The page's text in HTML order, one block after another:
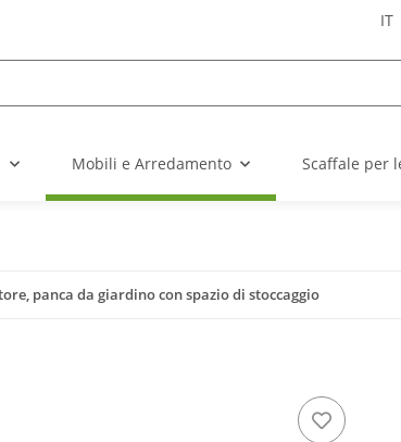
IT
Mobili e Arredamento Scaffale per
panca da giardino con spazio di stoccaggio